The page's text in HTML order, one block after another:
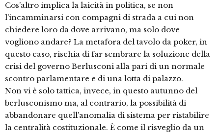
Cos’altro implica la laicità in politica, se non
l’incamminarsi con compagni di strada a cui non
chiedere loro da dove arrivano, ma solo dove
vogliono andare? La metafora del tavolo da poker, in
questo caso, rischia di far sembrare la soluzione della
crisi del governo Berlusconi alla pari di un normale
scontro parlamentare e di una lotta di palazzo.
Non vi è solo tattica, invece, in questo autunno del
berlusconismo ma, al contrario, la possibilità di
abbandonare quell’anomalia di sistema per ristabilire
la centralità costituzionale. È come il risveglio da un